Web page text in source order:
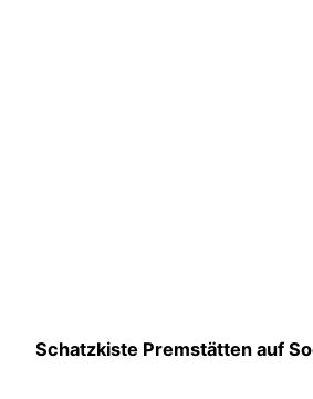
Schatzkiste Premstätten auf